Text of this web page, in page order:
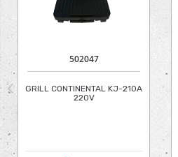
502047
GRILL CONTINENTAL KJ-210A
220V